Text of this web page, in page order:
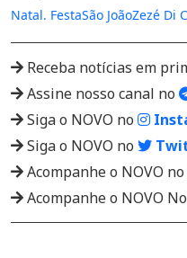
Natal. FestaSão JoãoZezé Di
Receba notícias em
Assine nosso canal no
Siga o NOVO no
Siga o NOVO no
Acompanhe o NOVO no
Acompanhe o NOVO